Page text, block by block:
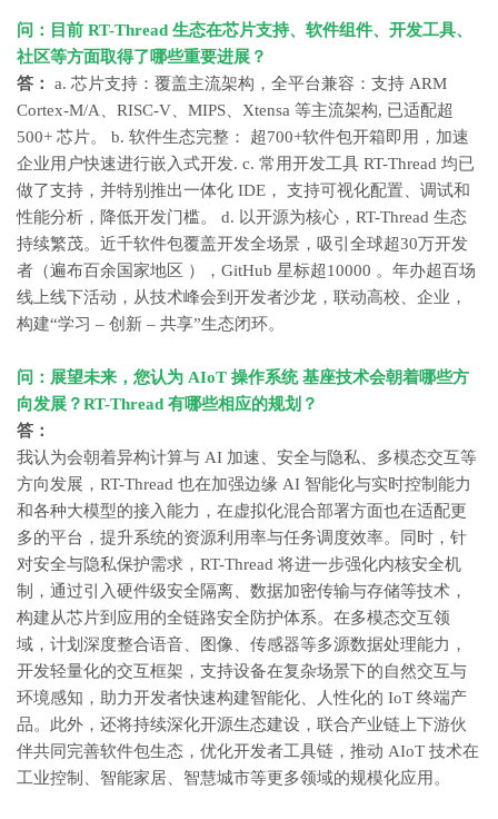
问：目前 RT-Thread 生态在芯片支持、软件组件、开发工具、
社区等方面取得了哪些重要进展？
答：
a. 芯片支持：覆盖主流架构，全平台兼容：支持 ARM
Cortex-M/A、RISC-V、MIPS、Xtensa 等主流架构, 已适配超
500+ 芯片。 b. 软件生态完整： 超700+软件包开箱即用，加速
企业用户快速进行嵌入式开发. c. 常用开发工具 RT-Thread 均已
做了支持，并特别推出一体化 IDE， 支持可视化配置、调试和
性能分析，降低开发门槛。 d. 以开源为核心，RT-Thread 生态
持续繁茂。近千软件包覆盖开发全场景，吸引全球超30万开发
者（遍布百余国家地区 ），GitHub 星标超10000 。年办超百场
线上线下活动，从技术峰会到开发者沙龙，联动高校、企业，
构建“学习 – 创新 – 共享”生态闭环。
问：展望未来，您认为 AIoT 操作系统 基座技术会朝着哪些方
向发展？RT-Thread 有哪些相应的规划？
答：
我认为会朝着异构计算与 AI 加速、安全与隐私、多模态交互等
方向发展，RT-Thread 也在加强边缘 AI 智能化与实时控制能力
和各种大模型的接入能力，在虚拟化混合部署方面也在适配更
多的平台，提升系统的资源利用率与任务调度效率。同时，针
对安全与隐私保护需求，RT-Thread 将进一步强化内核安全机
制，通过引入硬件级安全隔离、数据加密传输与存储等技术，
构建从芯片到应用的全链路安全防护体系。在多模态交互领
域，计划深度整合语音、图像、传感器等多源数据处理能力，
开发轻量化的交互框架，支持设备在复杂场景下的自然交互与
环境感知，助力开发者快速构建智能化、人性化的 IoT 终端产
品。此外，还将持续深化开源生态建设，联合产业链上下游伙
伴共同完善软件包生态，优化开发者工具链，推动 AIoT 技术在
工业控制、智能家居、智慧城市等更多领域的规模化应用。